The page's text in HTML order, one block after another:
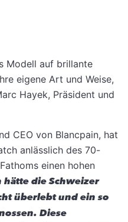
Modell auf brillante
eigene Art und Weise,
Hayek, Präsident und
CEO von Blancpain, hat
anlässlich des 70-
einen hohen
hätte die Schweizer
überlebt und ein so
Diese